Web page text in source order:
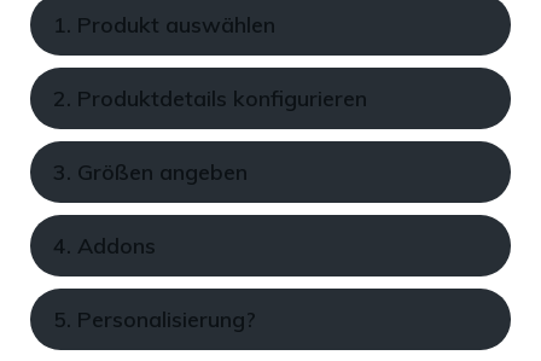
1. Produkt auswählen
2. Produktdetails konfigurieren
3. Größen angeben
4. Addons
5. Personalisierung?